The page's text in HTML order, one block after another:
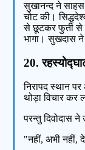
सुखानन्द ने
चोट की।
से छूटकर फुर्ती से
भागा। सुखदास
20.
निरापद स्थान
थोड़ा विचार कर
परन्तु दिवोदास
"नहीं, अभी नहीं,